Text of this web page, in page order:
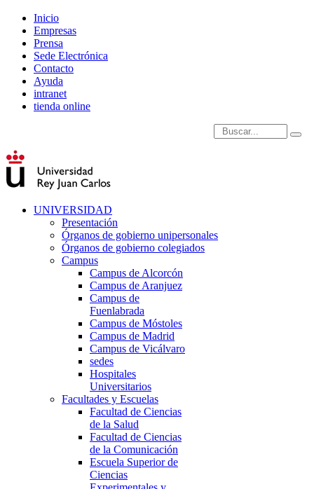
Inicio
Empresas
Prensa
Sede Electrónica
Contacto
Ayuda
intranet
tienda online
Introduce términos de
UNIVERSIDAD
Presentación
Órganos de gobierno unipersonales
Órganos de gobierno colegiados
Campus
Campus de Alcorcón
Campus de Aranjuez
Campus de
Fuenlabrada
Campus de Móstoles
Campus de Madrid
Campus de Vicálvaro
sedes
Hospitales
Universitarios
Facultades y Escuelas
Facultad de Ciencias
de la Salud
Facultad de Ciencias
de la Comunicación
Escuela Superior de
Ciencias